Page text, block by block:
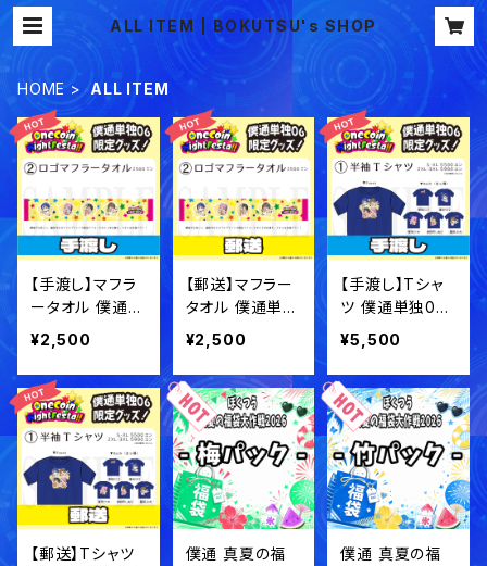
ALL ITEM | BOKUTSU's SHOP
HOME ALL ITEM
【手渡し】マフラ
ータオル 僕通単
独06グッズ【事
前通販】
¥2,500
【郵送】マフラー
タオル 僕通単独
06グッズ【事前
通販】
¥2,500
【手渡し】Tシャ
ツ 僕通単独06
グッズ【事前通
販】
¥5,500
【郵送】Tシャツ
僕通 真夏の福
僕通 真夏の福